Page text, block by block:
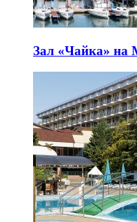
Зал «Чайка» на